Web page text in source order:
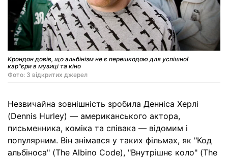
Крондон довів, що альбінізм не є перешкодою для успішної
кар"єри в музиці та кіно
Фото: З відкритих джерел
Незвичайна зовнішність зробила Денніса Херлі
(Dennis Hurley) — американського актора,
письменника, коміка та співака — відомим і
популярним. Він знімався у таких фільмах, як "Код
альбіноса" (The Albino Code), "Внутрішнє коло" (The